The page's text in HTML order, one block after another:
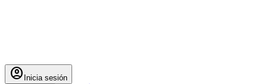
account_circle Inicia sesión